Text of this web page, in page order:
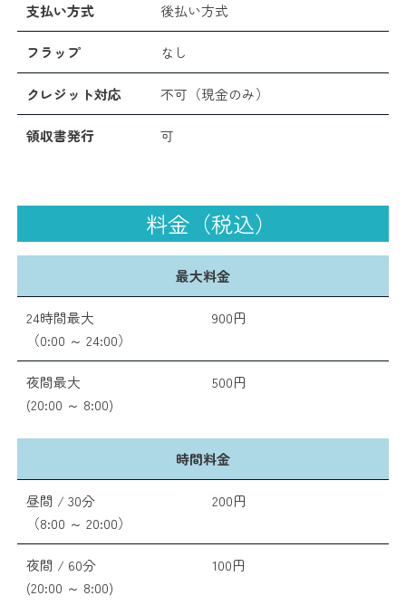
支払い方式 後払い方式
フラップ なし
クレジット対応 不可（現金のみ）
領収書発行 可
料金（税込）
最大料金
24時間最大
（0:00 ～ 24:00）
900円
夜間最大
(20:00 ～ 8:00)
500円
時間料金
昼間 / 30分
（8:00 ～ 20:00）
200円
夜間 / 60分
(20:00 ～ 8:00)
100円